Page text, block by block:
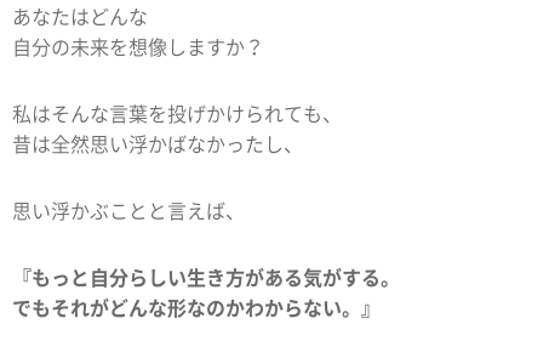
あなたはどんな
自分の未来を想像しますか？
私はそんな言葉を投げかけられても、
昔は全然思い浮かばなかったし、
思い浮かぶことと言えば、
『もっと自分らしい生き方がある気がする。
でもそれがどんな形なのかわからない。』